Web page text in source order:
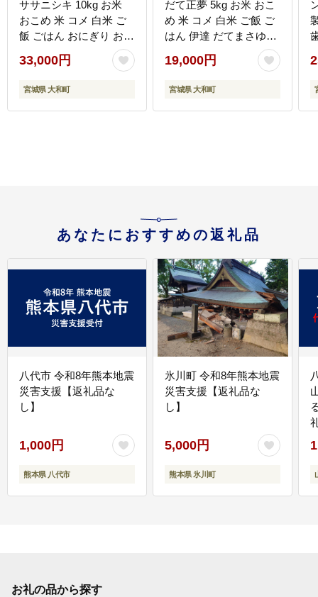
ササニシキ 10kg お米
おこめ 米 コメ 白米 ご
飯 ごはん おにぎり お弁
当 ささにしき【株式会
社パールライス宮城】
ta204
33,000円
宮城県 大和町
だて正夢 5kg お米 おこ
め 米 コメ 白米 ご飯 ご
はん 伊達 だてまさゆめ
おにぎり お弁当 ブラン
ド米 5kg【株式会社パー
ルライス宮城】ta355
19,000円
宮城県 大和町
あなたにおすすめの返礼品
八代市 令和8年熊本地震
災害支援【返礼品な
し】
1,000円
熊本県 八代市
氷川町 令和8年熊本地震
災害支援【返礼品な
し】
5,000円
熊本県 氷川町
お礼の品から探す